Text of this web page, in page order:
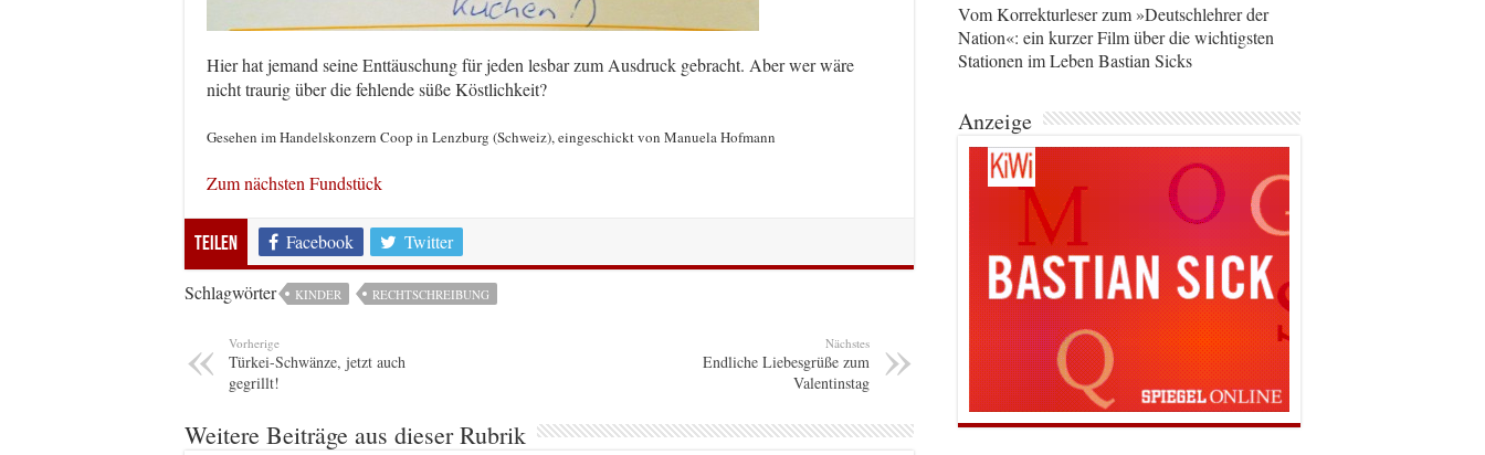
Hier hat jemand seine Enttäuschung für jeden lesbar zum Ausdruck gebracht. Aber wer wäre
nicht traurig über die fehlende süße Köstlichkeit?
Gesehen im Handelskonzern Coop in Lenzburg (Schweiz), eingeschickt von Manuela Hofmann
Zum nächsten Fundstück
Teilen Facebook Twitter
Schlagwörter KINDER RECHTSCHREIBUNG
Vorherige
Türkei-Schwänze, jetzt auch
gegrillt!
Nächstes
Endliche Liebesgrüße zum
Valentinstag
Weitere Beiträge aus dieser Rubrik
Vom Korrekturleser zum »Deutschlehrer der
Nation«: ein kurzer Film über die wichtigsten
Stationen im Leben Bastian Sicks
Anzeige